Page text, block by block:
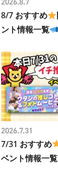
8/7 おすすめ
ント情報一覧
7/31 おすすめ
ベント情報一覧
2026.7.31